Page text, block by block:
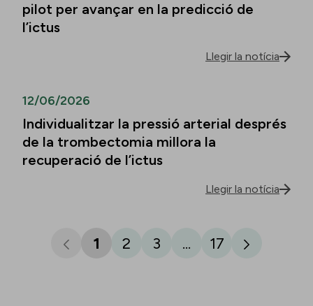
pilot per avançar en la predicció de
l’ictus
Llegir la notícia
12/06/2026
Individualitzar la pressió arterial després
de la trombectomia millora la
recuperació de l’ictus
Llegir la notícia
1 2 3 ... 17